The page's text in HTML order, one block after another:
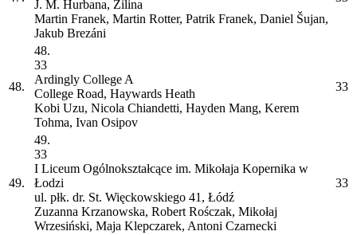
J. M. Hurbana, Žilina
Martin Franek, Martin Rotter, Patrik Franek, Daniel Šujan,
Jakub Brezáni
48.
48.
33
Ardingly College A
College Road, Haywards Heath
Kobi Uzu, Nicola Chiandetti, Hayden Mang, Kerem
Tohma, Ivan Osipov
33
49.
49.
33
I Liceum Ogólnokształcące im. Mikołaja Kopernika w
Łodzi
ul. płk. dr. St. Więckowskiego 41, Łódź
Zuzanna Krzanowska, Robert Rośczak, Mikołaj
Wrzesiński, Maja Klepczarek, Antoni Czarnecki
33